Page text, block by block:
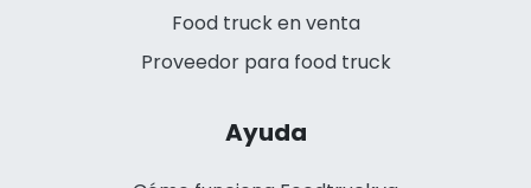
Food truck en venta
Proveedor para food truck
Ayuda